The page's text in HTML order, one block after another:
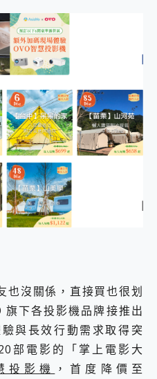
也沒關係，直接買也很划
下各投影機品牌接推出
與長效行動需求取得突
部電影的「掌上電影大
投影機 ，首度降價至